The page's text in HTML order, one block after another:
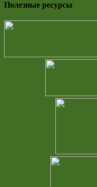
Полезные ресурсы